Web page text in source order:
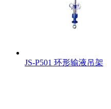
JS-P501 环形输液吊架